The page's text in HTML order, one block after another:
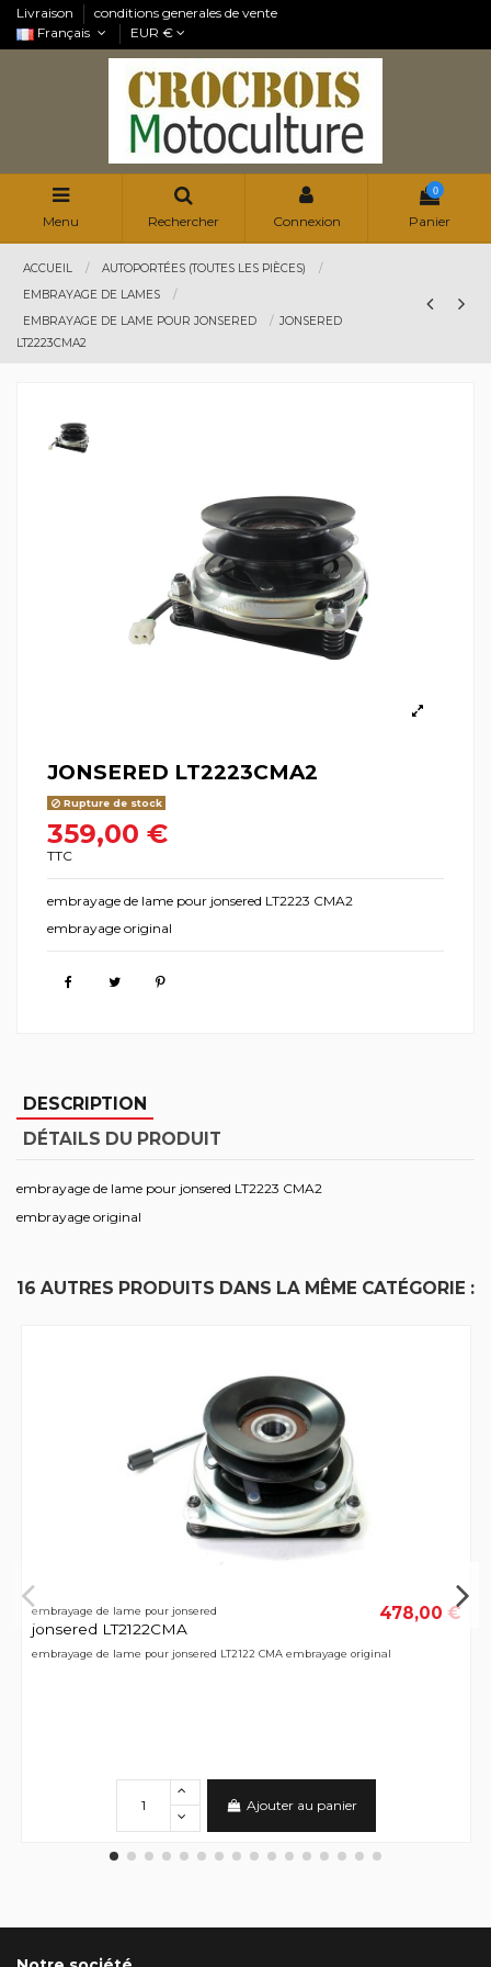
Livraison
conditions generales de vente
Français
EUR €
Menu Rechercher Connexion
0
Panier
ACCUEIL
AUTOPORTÉES (TOUTES LES PIÈCES)
EMBRAYAGE DE LAMES
EMBRAYAGE DE LAME POUR JONSERED
JONSERED
LT2223CMA2
JONSERED LT2223CMA2
Rupture de stock
359,00 €
TTC
embrayage de lame pour jonsered LT2223 CMA2
embrayage original
DESCRIPTION
DÉTAILS DU PRODUIT
embrayage de lame pour jonsered LT2223 CMA2
embrayage original
16 AUTRES PRODUITS DANS LA MÊME CATÉGORIE :
embrayage de lame pour jonsered
jonsered LT2122CMA
478,00 €
embrayage de lame pour jonsered LT2122 CMA embrayage original
Ajouter au panier